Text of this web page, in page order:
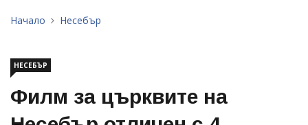
Начало Несебър
НЕСЕБЪР
Филм за църквите на